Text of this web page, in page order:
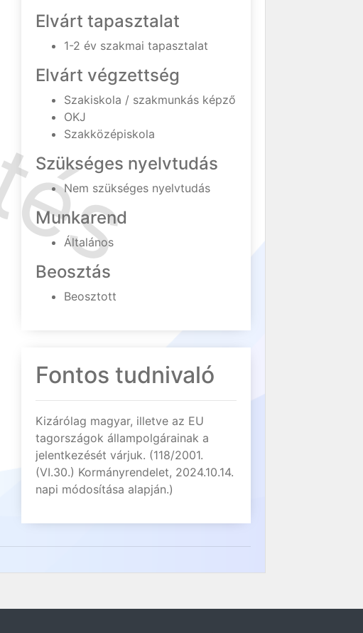
Elvárt tapasztalat
1-2 év szakmai tapasztalat
Elvárt végzettség
Szakiskola / szakmunkás képző
OKJ
Szakközépiskola
Szükséges nyelvtudás
Nem szükséges nyelvtudás
Munkarend
Általános
Beosztás
Beosztott
Fontos tudnivaló
Kizárólag magyar, illetve az EU
tagországok állampolgárainak a
jelentkezését várjuk. (118/2001.
(VI.30.) Kormányrendelet, 2024.10.14.
napi módosítása alapján.)